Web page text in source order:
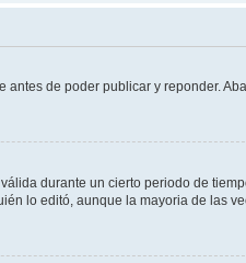
de poder publicar y reponder.
durante un cierto periodo de
lo editó, aunque la mayoria de las